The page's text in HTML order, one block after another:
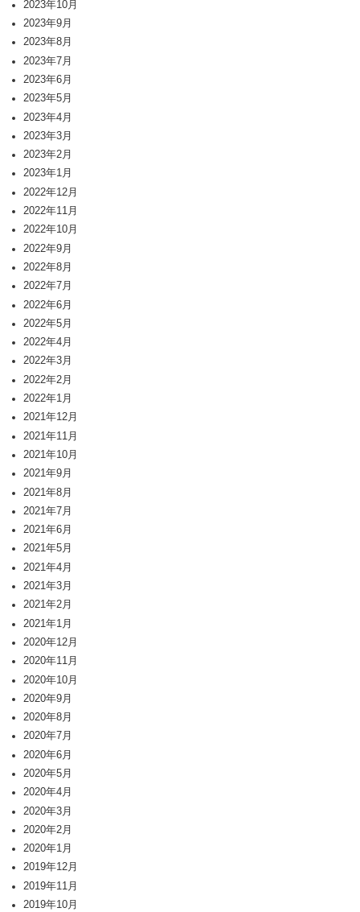
2023年10月
2023年9月
2023年8月
2023年7月
2023年6月
2023年5月
2023年4月
2023年3月
2023年2月
2023年1月
2022年12月
2022年11月
2022年10月
2022年9月
2022年8月
2022年7月
2022年6月
2022年5月
2022年4月
2022年3月
2022年2月
2022年1月
2021年12月
2021年11月
2021年10月
2021年9月
2021年8月
2021年7月
2021年6月
2021年5月
2021年4月
2021年3月
2021年2月
2021年1月
2020年12月
2020年11月
2020年10月
2020年9月
2020年8月
2020年7月
2020年6月
2020年5月
2020年4月
2020年3月
2020年2月
2020年1月
2019年12月
2019年11月
2019年10月